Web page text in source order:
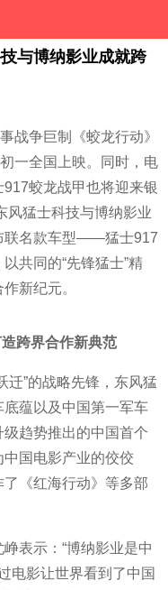
与博纳影业成就跨
战争巨制《蛟龙行动》
一全国上映。同时，电
蛟龙战甲也将迎来银
风猛士科技与博纳影业
联名款车型——猛士917
共同的“先锋猛士”精
新纪元。
跨界合作新典范
迁”的战略先锋，东风猛
蕴以及 中国第一军车
趋势推出的中国首个
中国电影产业的佼佼
《红海行动》等多部
峥表示：“博纳影业是中
电影让世界看到了中国